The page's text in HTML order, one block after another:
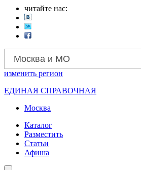
читайте нас:
Москва и МО
изменить регион
ЕДИНАЯ СПРАВОЧНАЯ
Москва
Каталог
Разместить
Статьи
Афиша